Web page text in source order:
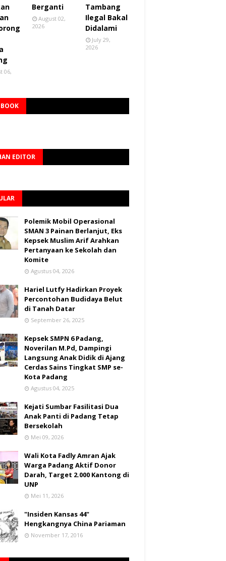
06,
Berganti
August 02,
2026
Tambang
Ilegal Bakal
Didalami
July 29,
2026
EDITOR
Polemik Mobil Operasional
SMAN 3 Painan Berlanjut, Eks
Kepsek Muslim Arif Arahkan
Pertanyaan ke Sekolah dan
Komite
Agustus 04, 2026
Hariel Lutfy Hadirkan Proyek
Percontohan Budidaya Belut
di Tanah Datar
September 26, 2025
Kepsek SMPN 6 Padang,
Noverilan M.Pd, Dampingi
Langsung Anak Didik di Ajang
Cerdas Sains Tingkat SMP se-
Kota Padang
Agustus 04, 2025
Kejati Sumbar Fasilitasi Dua
Anak Panti di Padang Tetap
Bersekolah
Mei 09, 2026
Wali Kota Fadly Amran Ajak
Warga Padang Aktif Donor
Darah, Target 2.000 Kantong di
UNP
Mei 11, 2026
"Insiden Kansas 44"
Hengkangnya China Pariaman
November 17, 2016